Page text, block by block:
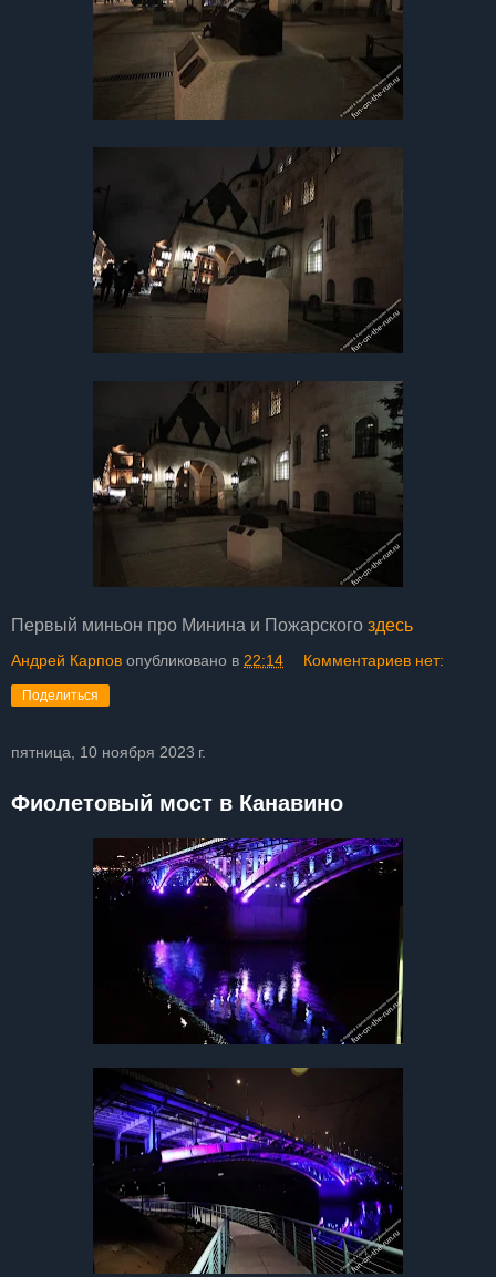
Первый миньон про Минина и Пожарского здесь
Андрей Карпов опубликовано в 22:14 Комментариев нет:
Поделиться
пятница, 10 ноября 2023 г.
Фиолетовый мост в Канавино